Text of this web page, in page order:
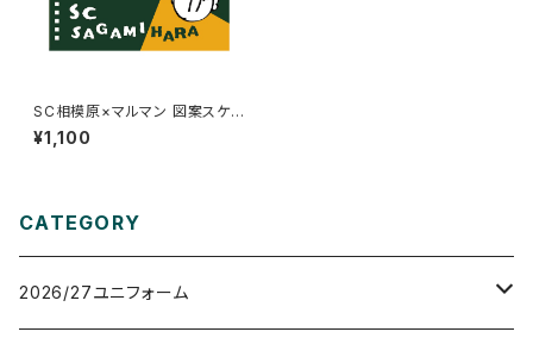
SC相模原×マルマン 図案スケッ
チブック(B6)
¥1,100
CATEGORY
2026/27ユニフォーム